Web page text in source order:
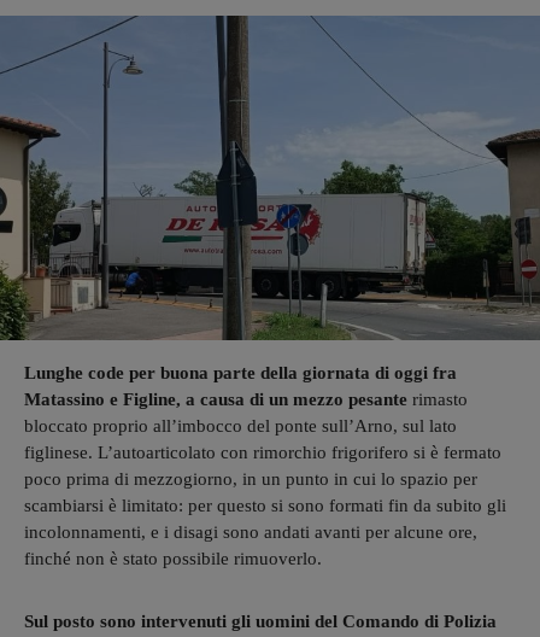
Lunghe code per buona parte della giornata di oggi fra
Matassino e Figline, a causa di un mezzo pesante rimasto
bloccato proprio all’imbocco del ponte sull’Arno, sul lato
figlinese. L’autoarticolato con rimorchio frigorifero si è fermato
poco prima di mezzogiorno, in un punto in cui lo spazio per
scambiarsi è limitato: per questo si sono formati fin da subito gli
incolonnamenti, e i disagi sono andati avanti per alcune ore,
finché non è stato possibile rimuoverlo.
Sul posto sono intervenuti gli uomini del Comando di Polizia